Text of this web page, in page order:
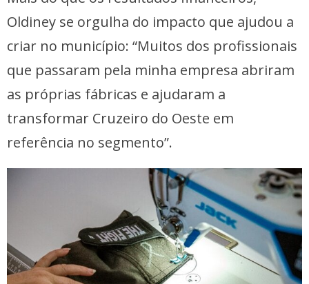
Oldiney se orgulha do impacto que ajudou a
criar no município: “Muitos dos profissionais
que passaram pela minha empresa abriram
as próprias fábricas e ajudaram a
transformar Cruzeiro do Oeste em
referência no segmento”.